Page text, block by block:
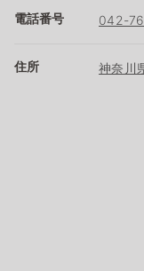
電話番号 042-
住所 神奈川